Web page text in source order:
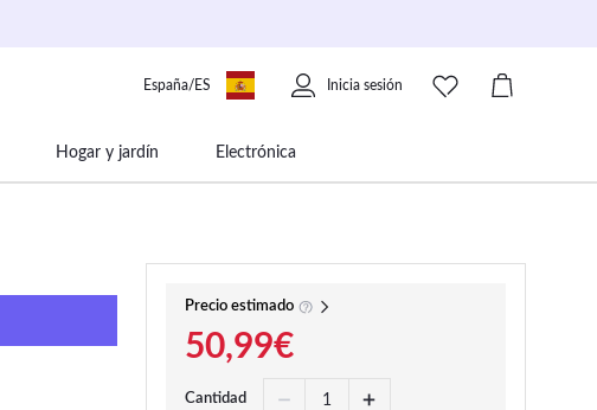
España/ES Inicia sesión
Hogar y jardín Electrónica
Precio estimado
50,99€
Cantidad